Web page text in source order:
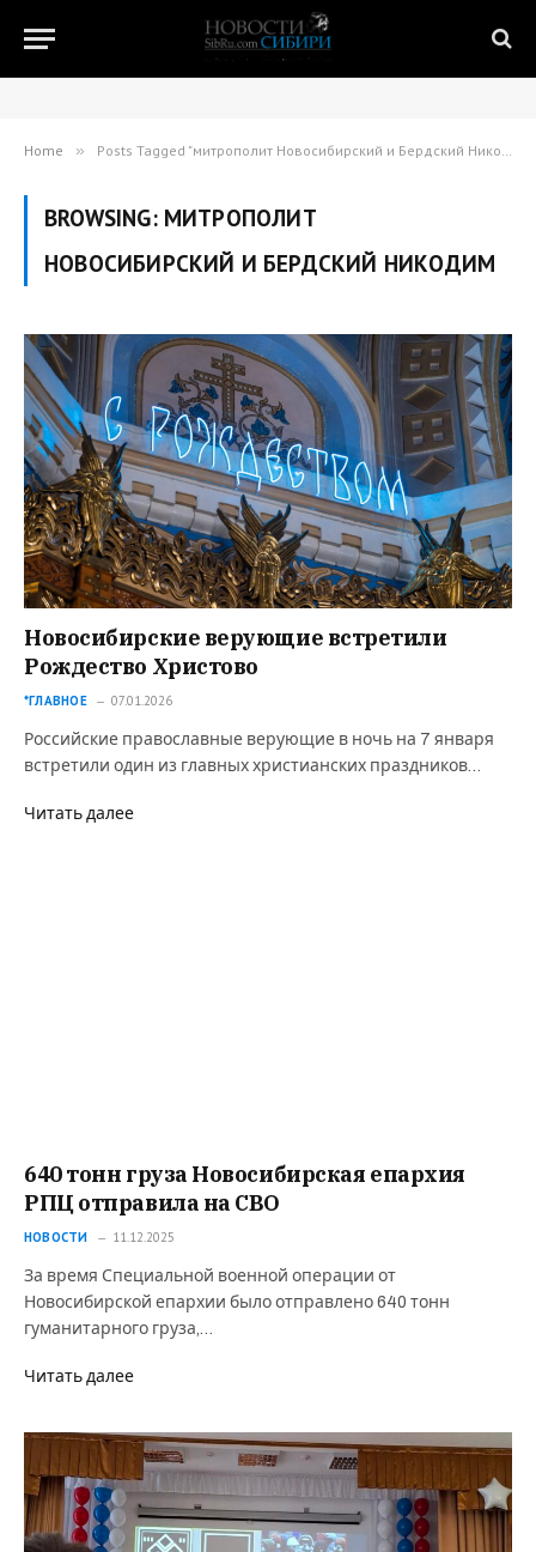
Home » Posts Tagged "митрополит Новосибирский и Бердский Никодим"
BROWSING: МИТРОПОЛИТ
НОВОСИБИРСКИЙ И БЕРДСКИЙ НИКОДИМ
Новосибирские верующие встретили
Рождество Христово
*ГЛАВНОЕ 07.01.2026
Российские православные верующие в ночь на 7 января
встретили один из главных христианских праздников…
Читать далее
640 тонн груза Новосибирская епархия
РПЦ отправила на СВО
НОВОСТИ 11.12.2025
За время Специальной военной операции от
Новосибирской епархии было отправлено 640 тонн
гуманитарного груза,…
Читать далее